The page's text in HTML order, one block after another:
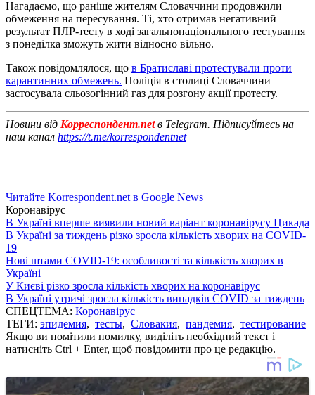
Нагадаємо, що раніше жителям Словаччини продовжили
обмеження на пересування. Ті, хто отримав негативний
результат ПЛР-тесту в ході загальнонаціонального тестування
з понеділка зможуть жити відносно вільно.
Також повідомлялося, що в Братиславі протестували проти
карантинних обмежень. Поліція в столиці Словаччини
застосувала сльозогінний газ для розгону акції протесту.
Новини від Корреспондент.netв Telegram. Підписуйтесь на
наш канал https://t.me/korrespondentnet
Читайте Korrespondent.net в Google News
Коронавірус
В Україні вперше виявили новий варіант коронавірусу Цикада
В Україні за тиждень різко зросла кількість хворих на COVID-
19
Нові штами COVID-19: особливості та кількість хворих в
Україні
У Києві різко зросла кількість хворих на коронавірус
В Україні утричі зросла кількість випадків COVID за тиждень
СПЕЦТЕМА: Коронавірус
ТЕГИ: эпидемия, тесты, Словакия, пандемия, тестирование
Якщо ви помітили помилку, виділіть необхідний текст і
натисніть Ctrl + Enter, щоб повідомити про це редакцію.